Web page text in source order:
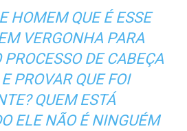
HOMEM QUE É ESSE
VERGONHA PARA
DE CABEÇA
PROVAR QUE FOI
QUEM ESTÁ
ELE NÃO É NINGUÉM